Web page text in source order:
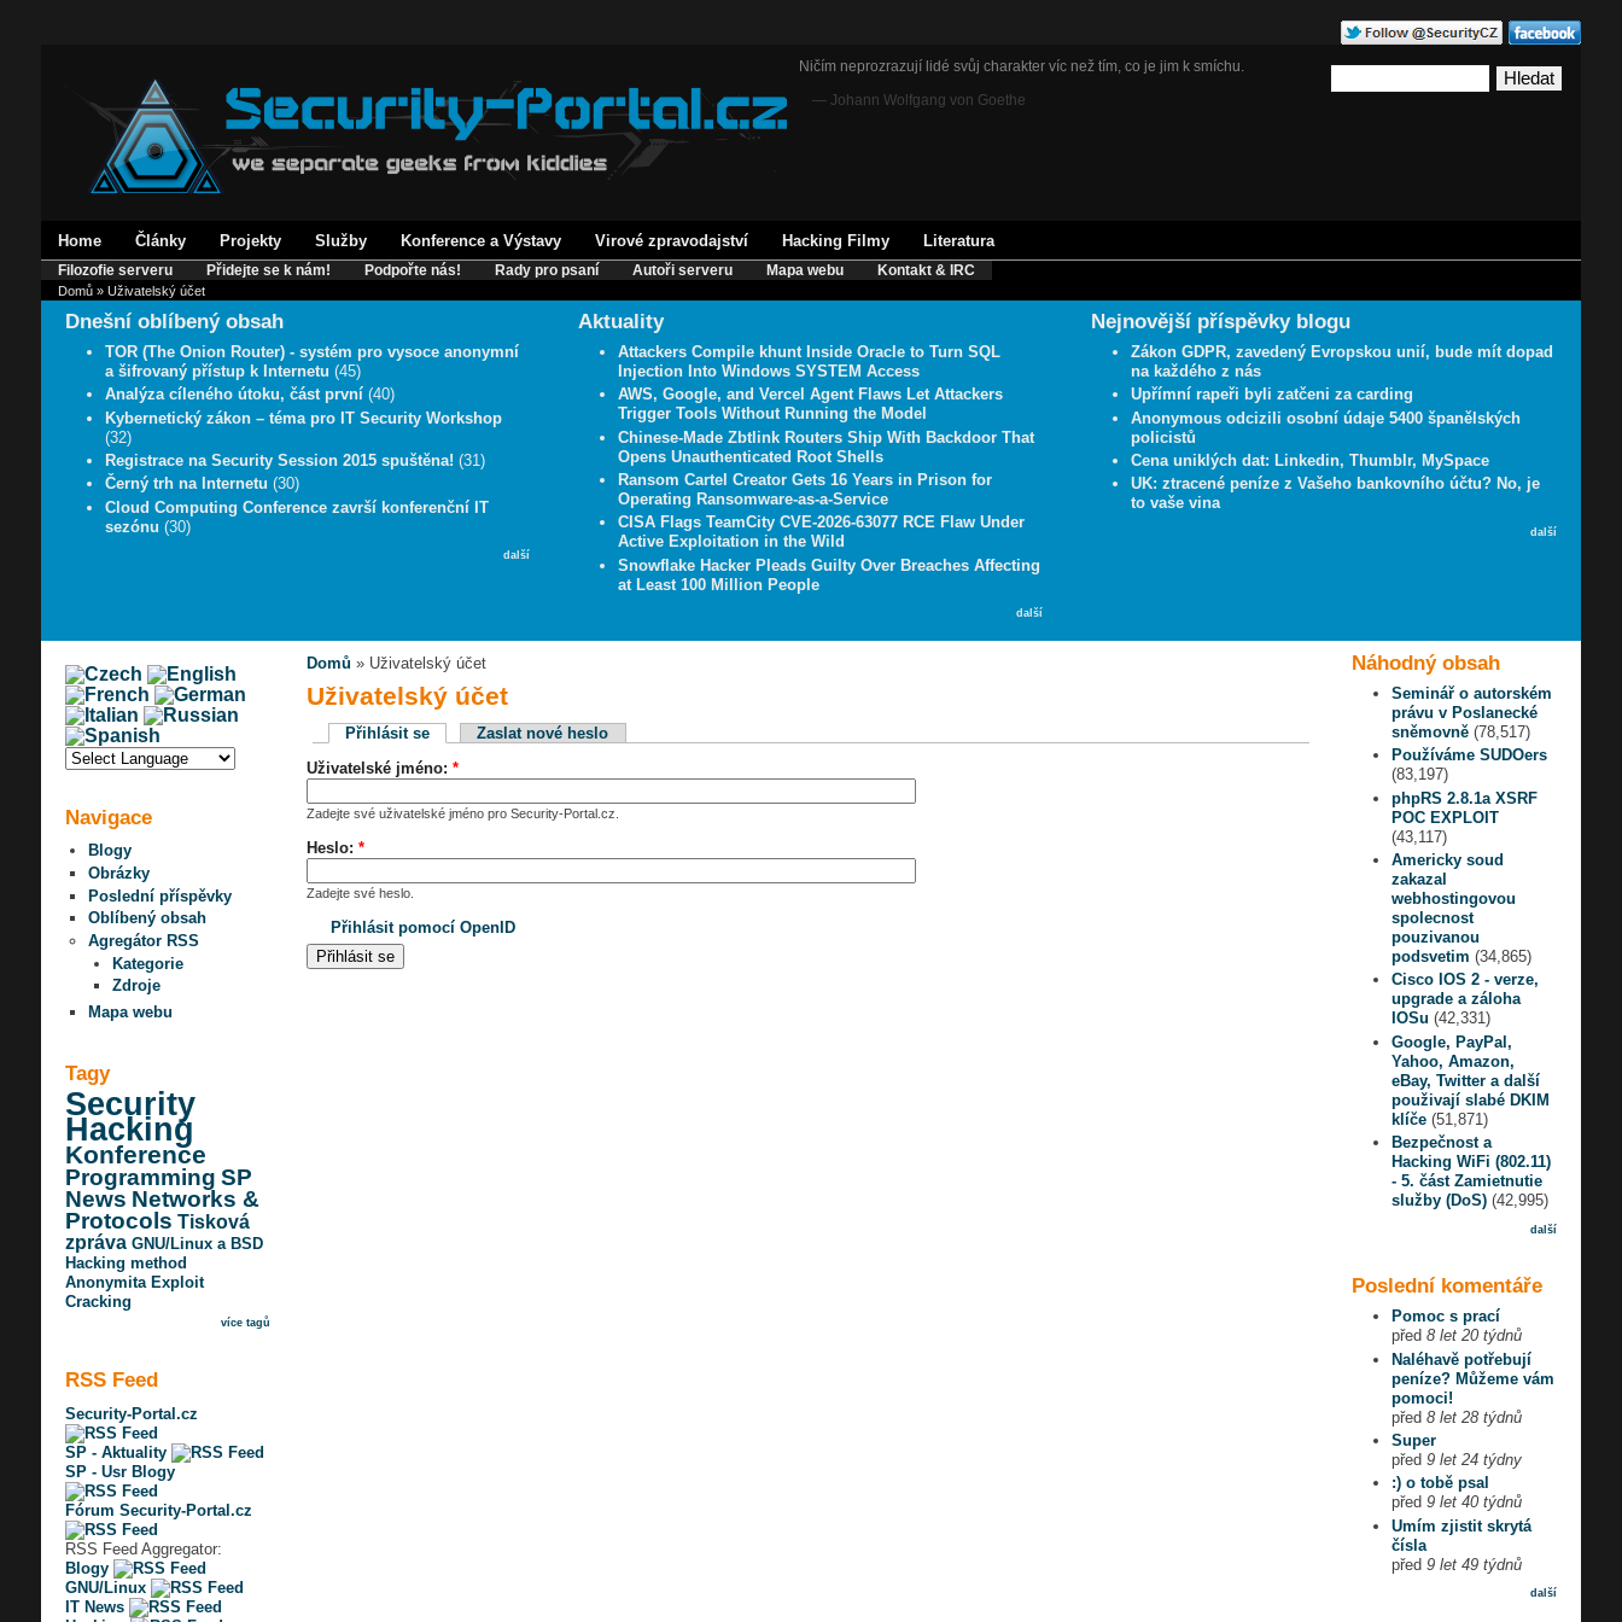
Ničím neprozrazují lidé svůj charakter víc než tím, co je jim k smíchu.
— Johann Wolfgang von Goethe
Home Články Projekty Služby Konference a Výstavy Virové zpravodajství Hacking Filmy Literatura
Filozofie serveru Přidejte se k nám! Podpořte nás! Rady pro psaní Autoři serveru Mapa webu Kontakt & IRC
Domů» Uživatelský účet
Dnešní oblíbený obsah
TOR (The Onion Router) - systém pro vysoce anonymní
a šifrovaný přístup k Internetu (45)
Analýza cíleného útoku, část první (40)
Kybernetický zákon – téma pro IT Security Workshop
(32)
Registrace na Security Session 2015 spuštěna! (31)
Černý trh na Internetu (30)
Cloud Computing Conference završí konferenční IT
sezónu (30)
další
Aktuality
Attackers Compile khunt Inside Oracle to Turn SQL
Injection Into Windows SYSTEM Access
AWS, Google, and Vercel Agent Flaws Let Attackers
Trigger Tools Without Running the Model
Chinese-Made Zbtlink Routers Ship With Backdoor That
Opens Unauthenticated Root Shells
Ransom Cartel Creator Gets 16 Years in Prison for
Operating Ransomware-as-a-Service
CISA Flags TeamCity CVE-2026-63077 RCE Flaw Under
Active Exploitation in the Wild
Snowflake Hacker Pleads Guilty Over Breaches Affecting
at Least 100 Million People
další
Nejnovější příspěvky blogu
Zákon GDPR, zavedený Evropskou unií, bude mít dopad
na každého z nás
Upřímní rapeři byli zatčeni za carding
Anonymous odcizili osobní údaje 5400 španělských
policistů
Cena uniklých dat: Linkedin, Thumblr, MySpace
UK: ztracené peníze z Vašeho bankovního účtu? No, je
to vaše vina
další
Navigace
Blogy
Obrázky
Poslední příspěvky
Oblíbený obsah
Agregátor RSS
Kategorie
Zdroje
Mapa webu
Tagy
Security
Hacking
Konference
Programming SP
News Networks &
Protocols Tisková
zpráva GNU/Linux a BSD
Hacking method
Anonymita Exploit
Cracking
více tagů
RSS Feed
Security-Portal.cz
SP - Aktuality
SP - Usr Blogy
Fórum Security-Portal.cz
RSS Feed Aggregator:
Blogy
GNU/Linux
IT News
Domů » Uživatelský účet
Uživatelský účet
Přihlásit se
Zaslat nové heslo
Uživatelské jméno: *
Zadejte své uživatelské jméno pro Security-Portal.cz.
Heslo: *
Zadejte své heslo.
Přihlásit pomocí OpenID
Náhodný obsah
Seminář o autorském
právu v Poslanecké
sněmovně (78,517)
Používáme SUDOers
(83,197)
phpRS 2.8.1a XSRF
POC EXPLOIT
(43,117)
Americky soud
zakazal
webhostingovou
spolecnost
pouzivanou
podsvetim (34,865)
Cisco IOS 2 - verze,
upgrade a záloha
IOSu (42,331)
Google, PayPal,
Yahoo, Amazon,
eBay, Twitter a další
použivají slabé DKIM
klíče (51,871)
Bezpečnost a
Hacking WiFi (802.11)
- 5. část Zamietnutie
služby (DoS) (42,995)
další
Poslední komentáře
Pomoc s prací
před 8 let 20 týdnů
Naléhavě potřebují
peníze? Můžeme vám
pomoci!
před 8 let 28 týdnů
Super
před 9 let 24 týdny
:) o tobě psal
před 9 let 40 týdnů
Umím zjistit skrytá
čísla
před 9 let 49 týdnů
další